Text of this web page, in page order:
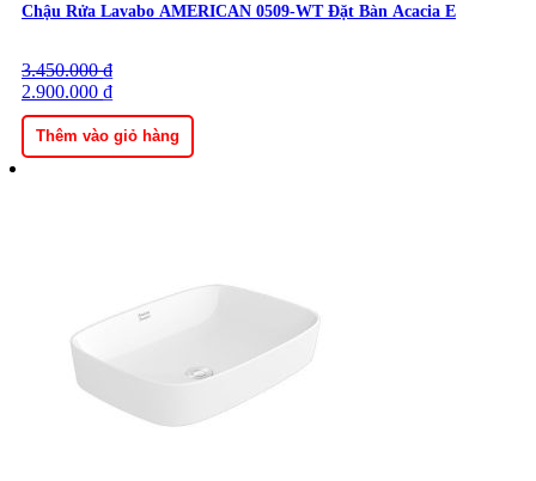
Chậu Rửa Lavabo AMERICAN 0509-WT Đặt Bàn Acacia E
3.450.000₫
Giá
gốc
là:
3.450.000 ₫.
2.900.000 ₫
Giá
hiện
tại
là:
2.900.000 ₫.
Thêm vào giỏ hàng